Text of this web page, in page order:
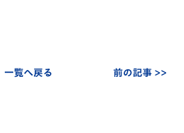
一覧へ戻る 前の記事 >>